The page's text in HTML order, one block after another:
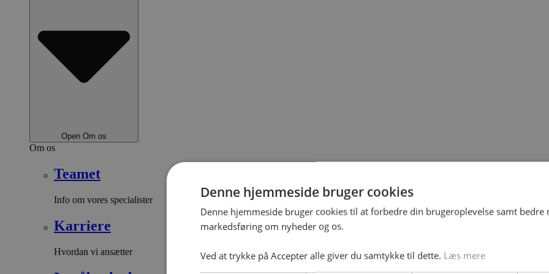
Open Om os
Om os
Teamet
Info om vores specialister
Karriere
Hvordan vi ansætter
Denne hjemmeside bruger cookies
Denne hjemmeside bruger cookies til at forbedre din brugeroplevelse samt bedre
markedsføring om nyheder og os.
Ved at trykke på Accepter alle giver du samtykke til dette. Læs mere